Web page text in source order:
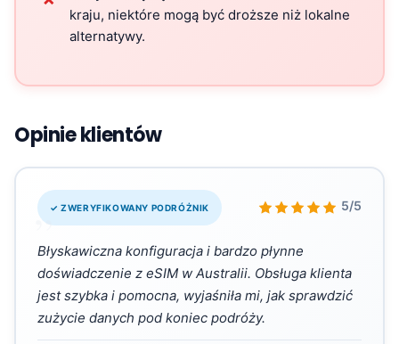
kraju, niektóre mogą być droższe niż lokalne
alternatywy.
Opinie klientów
✓ ZWERYFIKOWANY PODRÓŻNIK 5/5
„
Błyskawiczna konfiguracja i bardzo płynne
doświadczenie z eSIM w Australii. Obsługa klienta
jest szybka i pomocna, wyjaśniła mi, jak sprawdzić
zużycie danych pod koniec podróży.